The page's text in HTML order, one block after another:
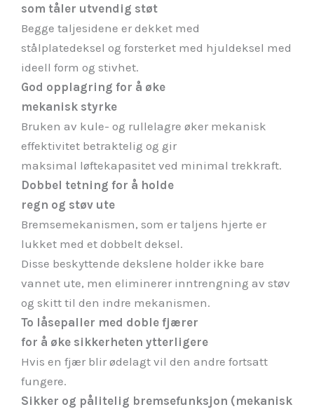
som tåler utvendig støt
Begge taljesidene er dekket med
stålplatedeksel og forsterket med hjuldeksel med
ideell form og stivhet.
God opplagring for å øke
mekanisk styrke
Bruken av kule- og rullelagre øker mekanisk
effektivitet betraktelig og gir
maksimal løftekapasitet ved minimal trekkraft.
Dobbel tetning for å holde
regn og støv ute
Bremsemekanismen, som er taljens hjerte er
lukket med et dobbelt deksel.
Disse beskyttende dekslene holder ikke bare
vannet ute, men eliminerer inntrengning av støv
og skitt til den indre mekanismen.
To låsepaller med doble fjærer
for å øke sikkerheten ytterligere
Hvis en fjær blir ødelagt vil den andre fortsatt
fungere.
Sikker og pålitelig bremsefunksjon (mekanisk